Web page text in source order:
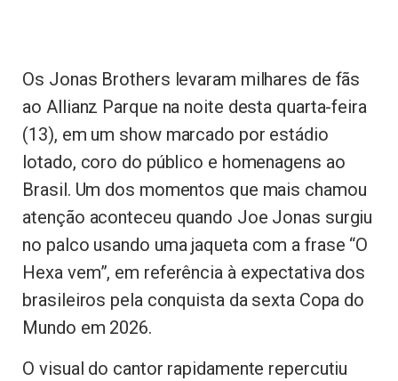
Os Jonas Brothers levaram milhares de fãs
ao Allianz Parque na noite desta quarta-feira
(13), em um show marcado por estádio
lotado, coro do público e homenagens ao
Brasil. Um dos momentos que mais chamou
atenção aconteceu quando Joe Jonas surgiu
no palco usando uma jaqueta com a frase “O
Hexa vem”, em referência à expectativa dos
brasileiros pela conquista da sexta Copa do
Mundo em 2026.
O visual do cantor rapidamente repercutiu